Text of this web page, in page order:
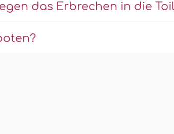
das Erbrechen in die